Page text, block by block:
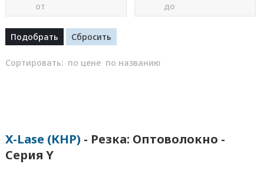
от до
Сортировать: по цене по названию
X-Lase (КНР) - Резка: Оптоволокно -
Серия Y